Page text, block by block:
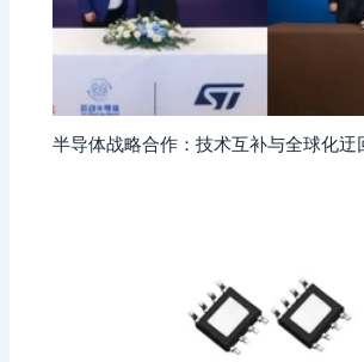
半导体战略合作：技术互补与全球化迂